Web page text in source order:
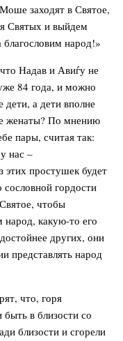
заходят в Святое,
Святых и выйдем
народ!»
Надав и Авиѓу не
84 года, и можно
дети, а дети вполне
женаты? По мнению
пары, считая так:
нас –
этих простушек будет
гордости
чтобы
народ, какую-то его
других, они
представлять народ
что, горя
в близости со
близости и сгорели